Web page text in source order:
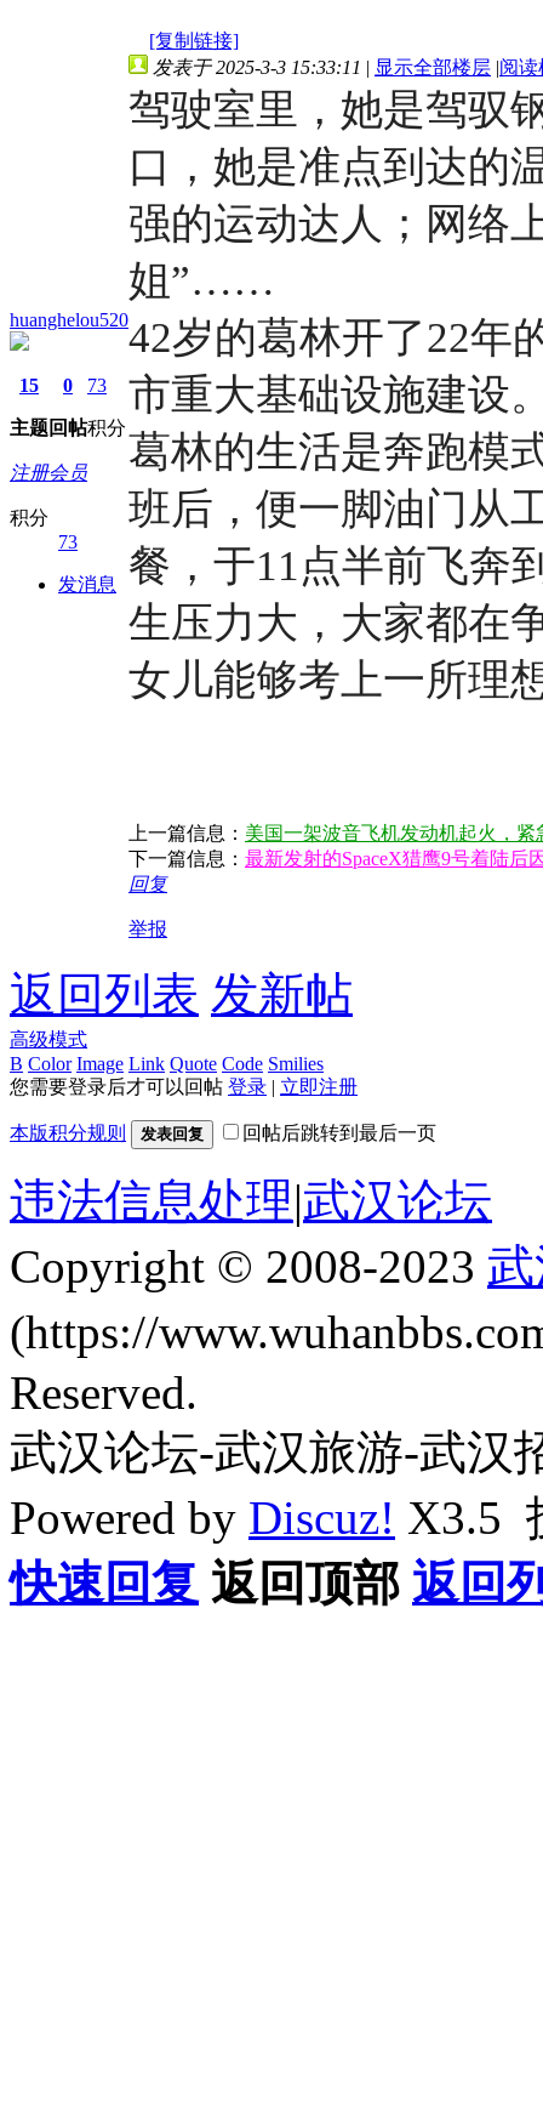
[复制链接]
huanghelou520
15
主题
0
回帖
73
积分
注册会员
积分
73
发消息
发表于 2025-3-3 15:33:11 | 显示全部楼层 |阅读
驾驶室里，她是驾驭
口，她是准点到达的
强的运动达人；网络
姐”……
42岁的葛林开了22年
市重大基础设施建设
葛林的生活是奔跑模
班后，便一脚油门从
餐，于11点半前飞奔
生压力大，大家都在
女儿能够考上一所理
上一篇信息： 美国一架波音飞机发动机起火，紧
下一篇信息： 最新发射的SpaceX猎鹰9号着陆后
回复
举报
返回列表 发新帖
高级模式
B Color Image Link Quote Code Smilies
您需要登录后才可以回帖 登录 | 立即注册
本版积分规则 发表回复 回帖后跳转到最后一页
违法信息处理|武汉论坛
Copyright © 2008-2023
(https://
Reserved.
武汉论坛-武汉旅游-武汉
Powered by Discuz! X3.5
快速回复 返回顶部 返回